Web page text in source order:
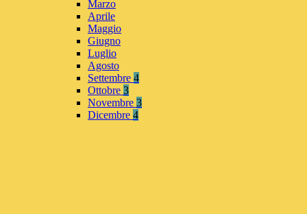
Marzo
Aprile
Maggio
Giugno
Luglio
Agosto
Settembre 4
Ottobre 3
Novembre 3
Dicembre 4